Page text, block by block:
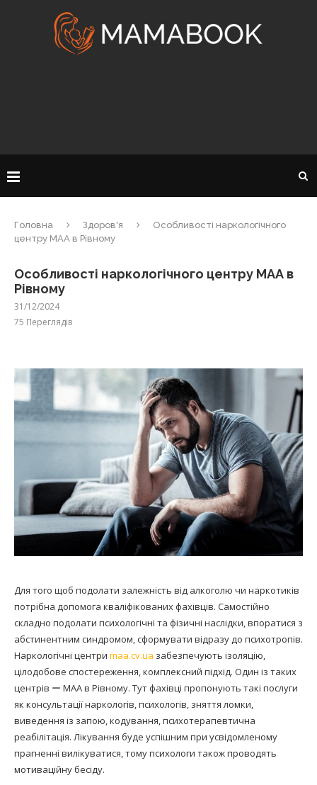
Головна Здоров'я
Особливості наркологічного
центру МАА в Рівному
Особливості наркологічного центру МАА в
Рівному
31/12/2024
75 Переглядів
Для того щоб подолати залежність від алкоголю чи наркотиків
потрібна допомога кваліфікованих фахівців. Самостійно
складно подолати психологічні та фізичні наслідки, впоратися з
абстинентним синдромом, сформувати відразу до психотропів.
Наркологічні центри maa.cv.ua забезпечують ізоляцію,
цілодобове спостереження, комплексний підхід. Один із таких
центрів ー МАА в Рівному. Тут фахівці пропонують такі послуги
як консультації наркологів, психологів, зняття ломки,
виведення із запою, кодування, психотерапевтична
реабілітація. Лікування буде успішним при усвідомленому
прагненні вилікуватися, тому психологи також проводять
мотиваційну бесіду.